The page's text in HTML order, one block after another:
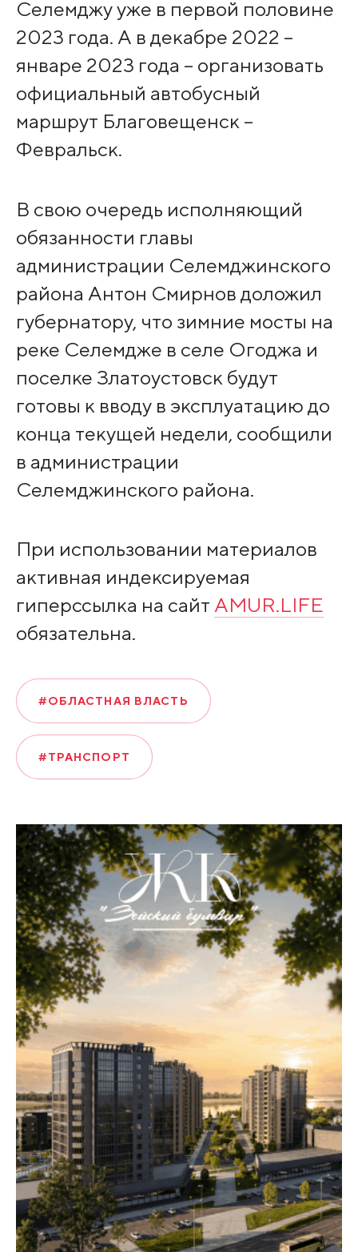
Селемджу уже в первой половине
2023 года. А в декабре 2022 –
январе 2023 года – организовать
официальный автобусный
маршрут Благовещенск –
Февральск.
В свою очередь исполняющий
обязанности главы
администрации Селемджинского
района Антон Смирнов доложил
губернатору, что зимние мосты на
реке Селемдже в селе Огоджа и
поселке Златоустовск будут
готовы к вводу в эксплуатацию до
конца текущей недели, сообщили
в администрации
Селемджинского района.
При использовании материалов
активная индексируемая
гиперссылка на сайт AMUR.LIFE
обязательна.
#ОБЛАСТНАЯ ВЛАСТЬ
#ТРАНСПОРТ